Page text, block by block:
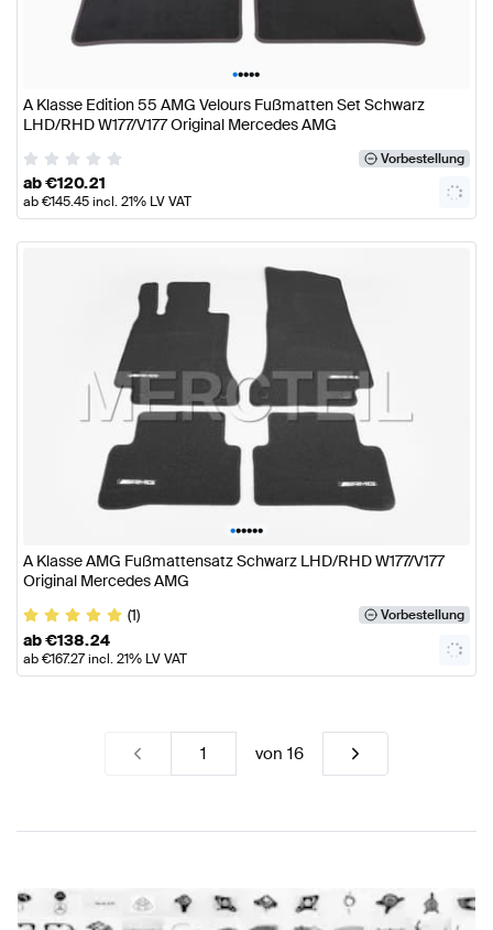
•••••
A Klasse Edition 55 AMG Velours Fußmatten Set Schwarz
LHD/RHD W177/V177 Original Mercedes AMG
Vorbestellung
ab€120.21
ab€145.45incl. 21% LV VAT
••••••
A Klasse AMG Fußmattensatz Schwarz LHD/RHD W177/V177
Original Mercedes AMG
(1)
Vorbestellung
ab€138.24
ab€167.27incl. 21% LV VAT
von 16